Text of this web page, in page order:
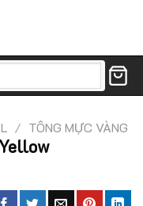
/ TÔNG MỰC VÀNG